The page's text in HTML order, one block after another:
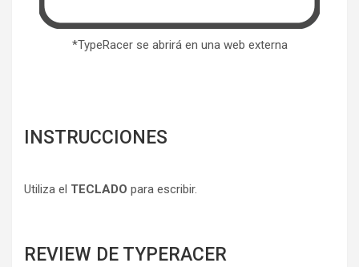
*TypeRacer se abrirá en una web externa
INSTRUCCIONES
Utiliza el TECLADO para escribir.
REVIEW DE TYPERACER